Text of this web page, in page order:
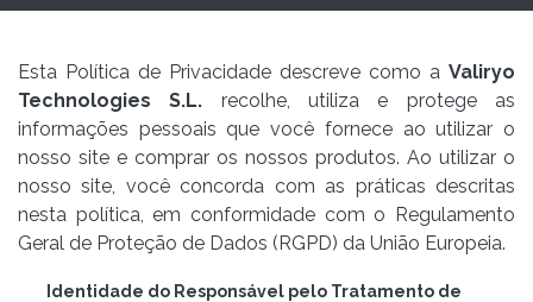
Esta Política de Privacidade descreve como a Valiryo
Technologies S.L. recolhe, utiliza e protege as
informações pessoais que você fornece ao utilizar o
nosso site e comprar os nossos produtos. Ao utilizar o
nosso site, você concorda com as práticas descritas
nesta política, em conformidade com o Regulamento
Geral de Proteção de Dados (RGPD) da União Europeia.
Identidade do Responsável pelo Tratamento de